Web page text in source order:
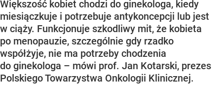
Większość kobiet chodzi do ginekologa, kiedy
miesiączkuje i potrzebuje antykoncepcji lub jest
w ciąży. Funkcjonuje szkodliwy mit, że kobieta
po menopauzie, szczególnie gdy rzadko
współżyje, nie ma potrzeby chodzenia
do ginekologa – mówi prof. Jan Kotarski, prezes
Polskiego Towarzystwa Onkologii Klinicznej.